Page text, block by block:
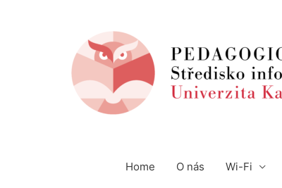
Home O nás Wi-Fi